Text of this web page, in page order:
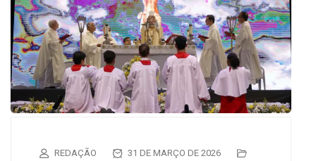
REDAÇÃO
31 DE MARÇO DE 2026